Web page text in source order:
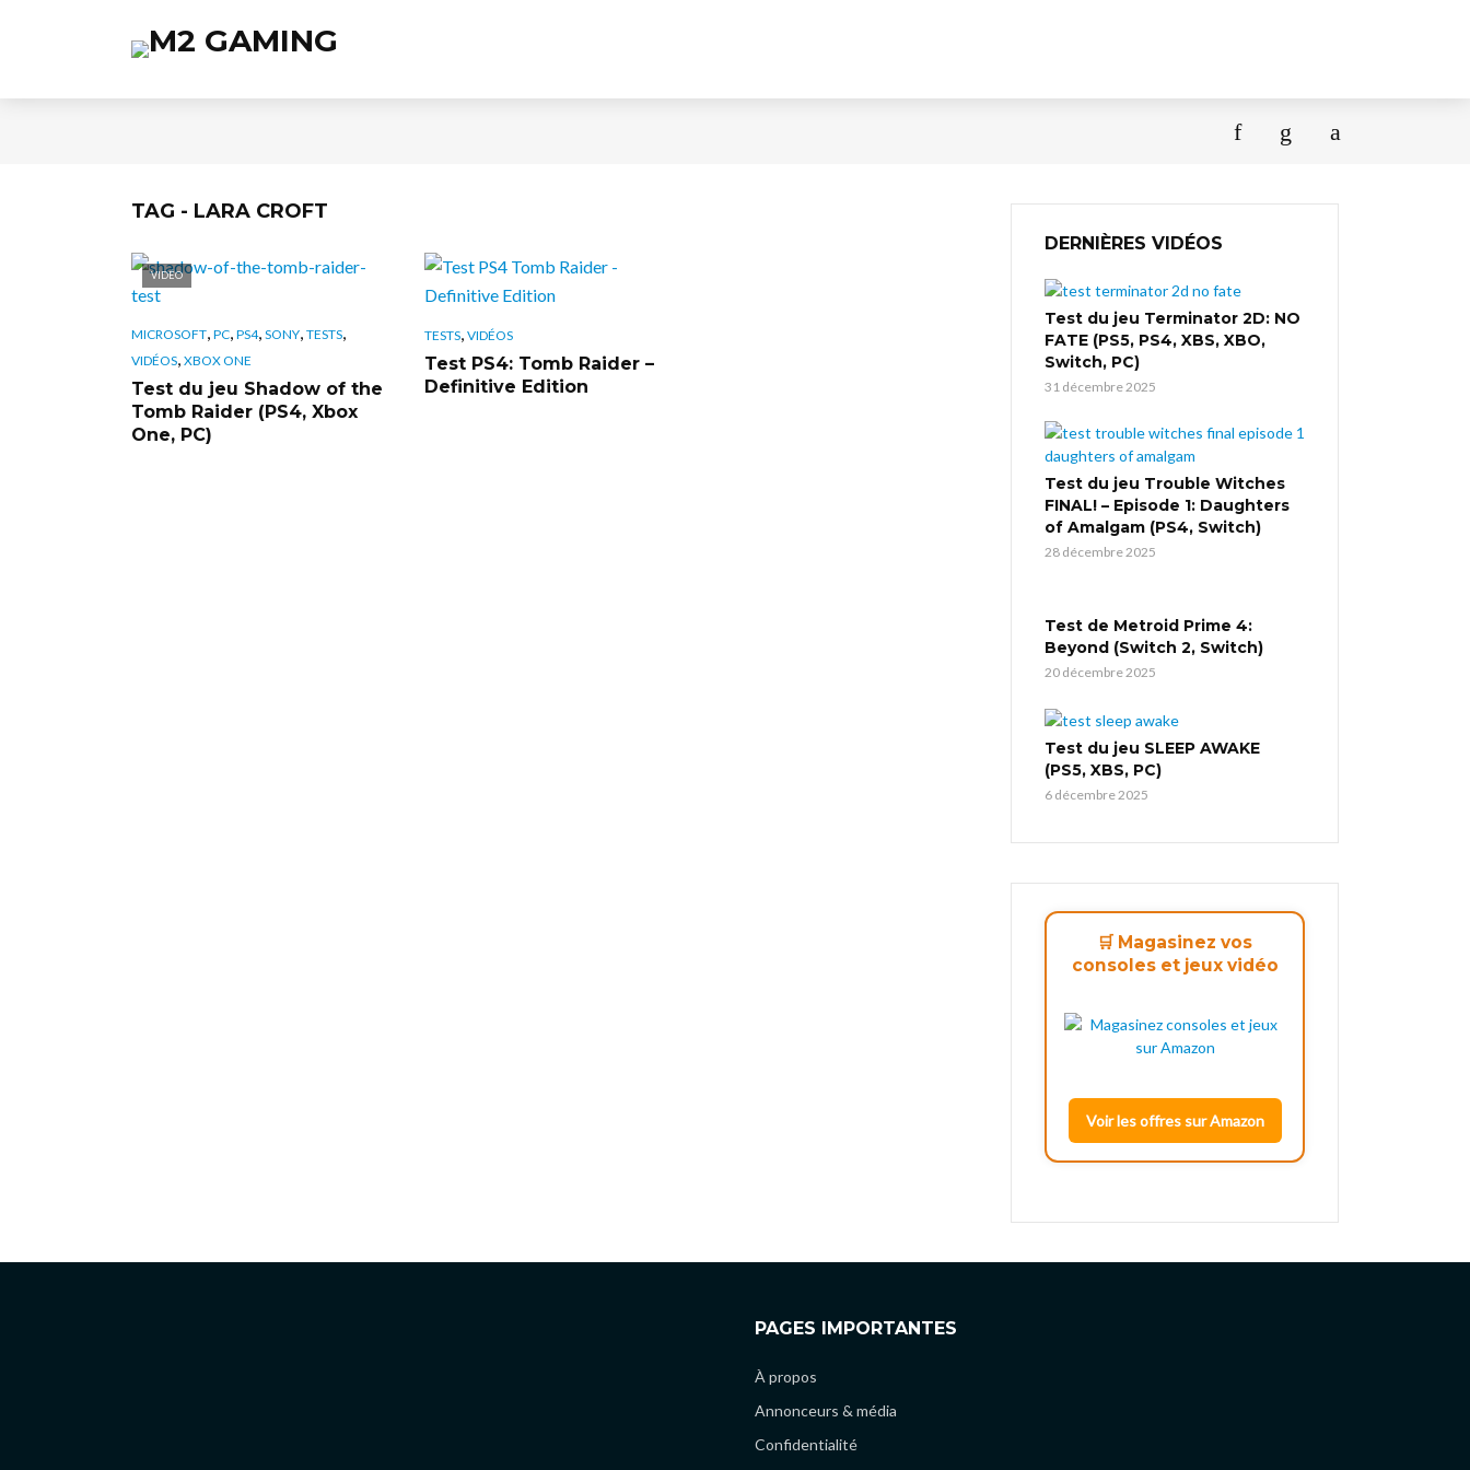
TAG - LARA CROFT
VIDÉO
MICROSOFT, PC, PS4, SONY, TESTS,
VIDÉOS, XBOX ONE
Test du jeu Shadow of the
Tomb Raider (PS4, Xbox
One, PC)
TESTS, VIDÉOS
Test PS4: Tomb Raider –
Definitive Edition
DERNIÈRES VIDÉOS
Test du jeu Terminator 2D: NO
FATE (PS5, PS4, XBS, XBO,
Switch, PC)
31 décembre 2025
Test du jeu Trouble Witches
FINAL! – Episode 1: Daughters
of Amalgam (PS4, Switch)
28 décembre 2025
Test de Metroid Prime 4:
Beyond (Switch 2, Switch)
20 décembre 2025
Test du jeu SLEEP AWAKE
(PS5, XBS, PC)
6 décembre 2025
🛒 Magasinez vos
consoles et jeux vidéo
Voir les offres sur Amazon
PAGES IMPORTANTES
À propos
Annonceurs & média
Confidentialité